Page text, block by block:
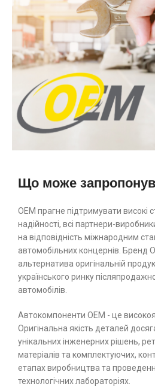
Що може
ОЕМ прагне підтримувати високі
надійності, всі партнери-
на відповідність міжнародним
автомобільних концернів. Бренд
альтернатива оригінальній
українського ринку
автомобілів.
Автокомпоненти ОЕМ - це
Оригінальна якість деталей
унікальних інженерних рішень,
матеріалів та комплектуючих,
етапах виробництва та
технологічних лабораторіях.